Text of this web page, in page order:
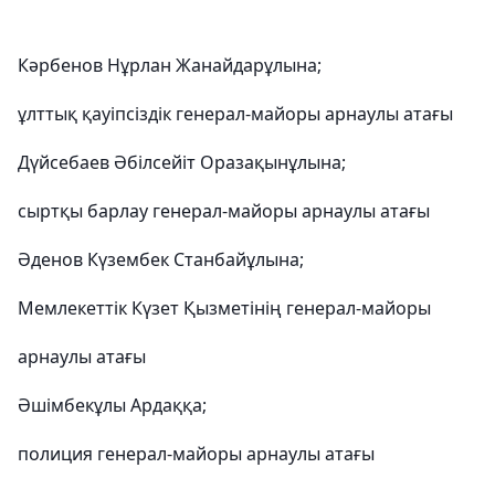
Кәрбенов Нұрлан Жанайдарұлына;
ұлттық қауіпсіздік генерал-майоры арнаулы атағы
Дүйсебаев Әбілсейіт Оразақынұлына;
сыртқы барлау генерал-майоры арнаулы атағы
Әденов Күзембек Станбайұлына;
Мемлекеттік Күзет Қызметінің генерал-майоры
арнау­лы атағы
Әшімбекұлы Ардаққа;
полиция генерал-майоры арнаулы атағы